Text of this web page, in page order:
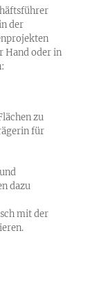
der
Hand oder in
zu
für
dazu
mit der